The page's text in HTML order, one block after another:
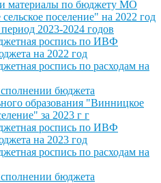
материалы по бюджету МО
поселение" на 2022 год
2023-2024 годов
роспись по ИВФ
на 2022 год
роспись по расходам на
бюджета
образования "Винницкое
за 2023 г г
роспись по ИВФ
на 2023 год
роспись по расходам на
бюджета